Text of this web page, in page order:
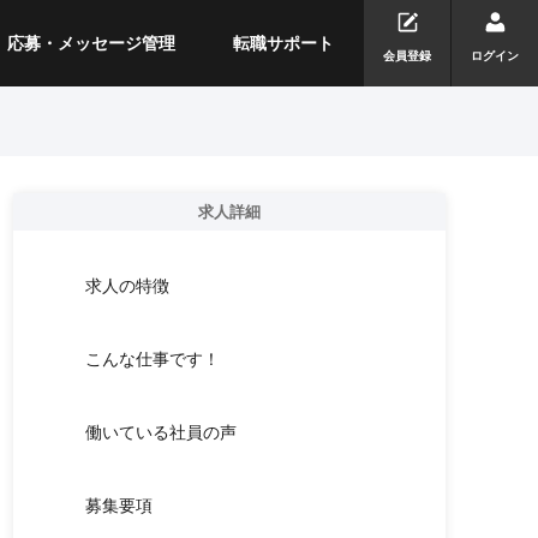
応募・メッセージ管理 転職サポート
会員登録 ログイン
求人詳細
求人の特徴
こんな仕事です！
働いている社員の声
募集要項